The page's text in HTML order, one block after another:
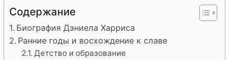
Содержание
Биография Дэниела Харриса
Ранние годы и восхождение к славе
Детство и образование